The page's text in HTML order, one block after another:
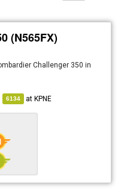
(N565FX)
Challenger 350 in
6134 atKPNE